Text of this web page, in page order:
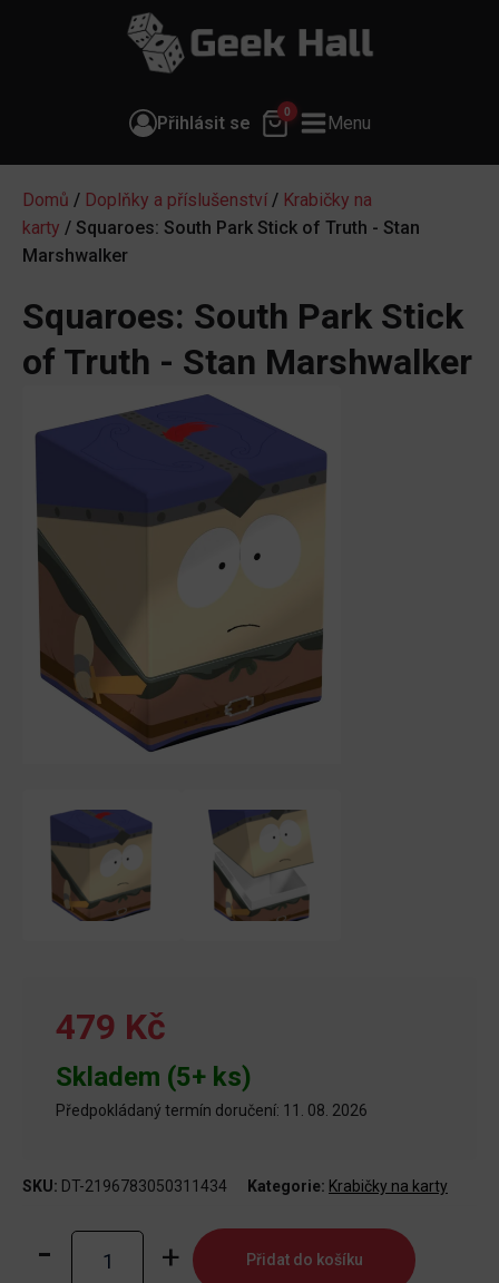
Přihlásit se
0
Menu
Domů / Doplňky a příslušenství / Krabičky na
karty / Squaroes: South Park Stick of Truth - Stan
Marshwalker
Squaroes: South Park Stick
of Truth - Stan Marshwalker
479 Kč
Skladem (5+ ks)
Předpokládaný termín doručení: 11. 08. 2026
SKU: DT-2196783050311434 Kategorie: Krabičky na karty
South
Přidat do košíku